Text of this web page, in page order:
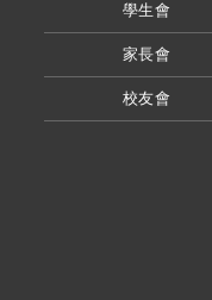
學生會
家長會
校友會